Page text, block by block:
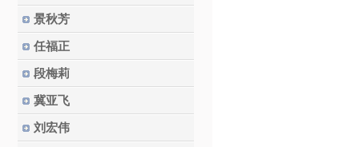
景秋芳
任福正
段梅莉
冀亚飞
刘宏伟